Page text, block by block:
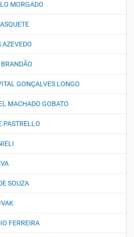
MORGADO
AZEVEDO
GONÇALVES LONGO
MACHADO GOBATO
PASTRELLO
SOUZA
FERREIRA